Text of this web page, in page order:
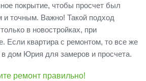
покрытие, чтобы просчет был
точным. Важно! Такой подход
в новостройках, при
Если квартира с ремонтом, то все же
в дом Юрия для замеров и просчета.
ремонт правильно!